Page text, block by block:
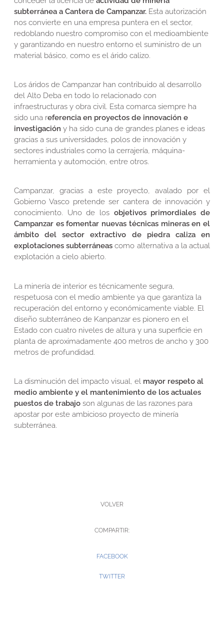
subterránea a Cantera de Campanzar.Esta autorización
nos convierte en una empresa puntera en el sector,
redoblando nuestro compromiso con el medioambiente
y garantizando en nuestro entorno el suministro de un
material básico, como es el árido calizo.
Los áridos de Campanzar han contribuido al desarrollo
del Alto Deba en todo lo relacionado con
infraestructuras y obra civil. Esta comarca siempre ha
sido una referencia en proyectos de innovación e
investigación y ha sido cuna de grandes planes e ideas
gracias a sus universidades, polos de innovación y
sectores industriales como la cerrajería, máquina-
herramienta y automoción, entre otros.
Campanzar, gracias a este proyecto, avalado por el
Gobierno Vasco pretende ser cantera de innovación y
conocimiento. Uno de los objetivos primordiales de
Campanzar es fomentar nuevas técnicas mineras en el
ámbito del sector extractivo de piedra caliza en
explotaciones subterráneas como alternativa a la actual
explotación a cielo abierto.
La minería de interior es técnicamente segura,
respetuosa con el medio ambiente ya que garantiza la
recuperación del entorno y económicamente viable. El
diseño subterráneo de Kanpanzar es pionero en el
Estado con cuatro niveles de altura y una superficie en
planta de aproximadamente 400 metros de ancho y 300
metros de profundidad.
La disminución del impacto visual, el mayor respeto al
medio ambiente y el mantenimiento de los actuales
puestos de trabajoson algunas de las razones para
apostar por este ambicioso proyecto de minería
subterránea.
VOLVER
COMPARTIR:
FACEBOOK
TWITTER